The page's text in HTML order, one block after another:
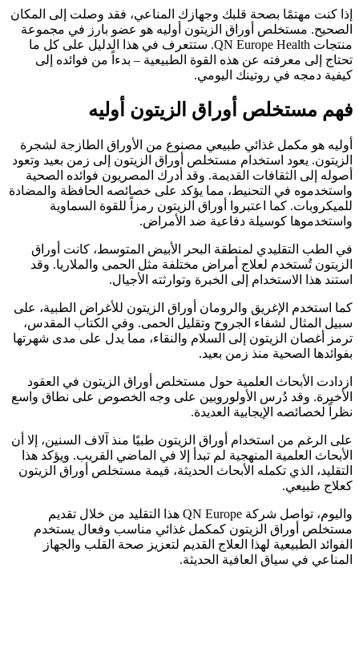
إذا كنت مهتمًا بصحة قلبك وجهازك المناعي، فقد وصلت إلى المكان
الصحيح. مستخلص أوراق الزيتون أوليه هو عضو بارز في مجموعة
منتجات QN Europe Health. ستتعرف في هذا الدليل على كل ما
تحتاج إلى معرفته عن هذه القوة الطبيعية – بدءاً من فوائده إلى
كيفية دمجه في روتينك اليومي.
فهم مستخلص أوراق الزيتون أوليه
أوليه هو مكمل غذائي طبيعي مصنوع من الأوراق الطازجة لشجرة
الزيتون. يعود استخدام مستخلص أوراق الزيتون إلى زمن بعيد وتعود
أصوله إلى الثقافات القديمة. وقد أدرك المصريون فوائده الصحية
واستخدموه في التحنيط، مما يؤكد على خصائصه الحافظة والمضادة
للميكروبات. كما اعتبروا أوراق الزيتون رمزاً للقوة السماوية
واستخدموها كوسيلة دفاعية ضد الأمراض.
في الطب التقليدي لمنطقة البحر الأبيض المتوسط، كانت أوراق
الزيتون تُستخدم لعلاج أمراض مختلفة مثل الحمى والملاريا. وقد
استند هذا الاستخدام إلى الخبرة وتوارثته الأجيال.
كما استخدم الإغريق والرومان أوراق الزيتون للأغراض الطبية، على
سبيل المثال لشفاء الجروح وتقليل الحمى. وفي الكتاب المقدس،
ترمز أغصان الزيتون إلى السلام والنقاء، مما يدل على مدى شهرتها
بفوائدها الصحية منذ زمن بعيد.
ازدادت الأبحاث العلمية حول مستخلص أوراق الزيتون في العقود
الأخيرة. وقد دُرس الأولوروبين على وجه الخصوص على نطاق واسع
نظراً لخصائصه الإيجابية العديدة.
على الرغم من استخدام أوراق الزيتون طبيًا منذ آلاف السنين، إلا أن
الأبحاث العلمية المنهجية لم تبدأ إلا في الماضي القريب. ويؤكد هذا
التقليد، الذي تكمله الأبحاث الحديثة، قيمة مستخلص أوراق الزيتون
كعلاج طبيعي.
واليوم، تواصل شركة QN Europe هذا التقليد من خلال تقديم
مستخلص أوراق الزيتون كمكمل غذائي مناسب وفعال يستخدم
الفوائد الطبيعية لهذا العلاج القديم لتعزيز صحة القلب والجهاز
المناعي في سياق العافية الحديثة.